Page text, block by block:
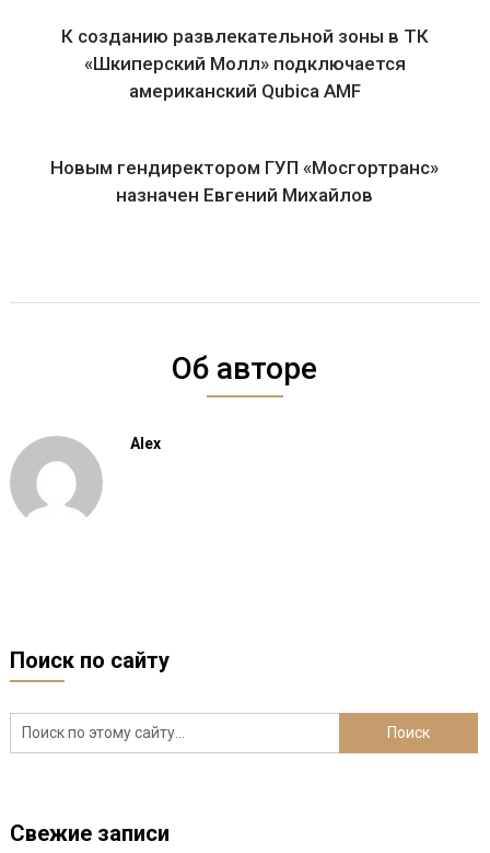
К созданию развлекательной зоны в ТК
«Шкиперский Молл» подключается
американский Qubiсa AMF
Новым гендиректором ГУП «Мосгортранс»
назначен Евгений Михайлов
Об авторе
Alex
Поиск по сайту
Свежие записи